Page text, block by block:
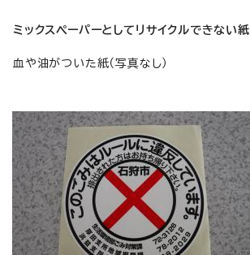
ミックスペーパーとしてリサイクルできない紙
血や油がついた紙（写真なし）